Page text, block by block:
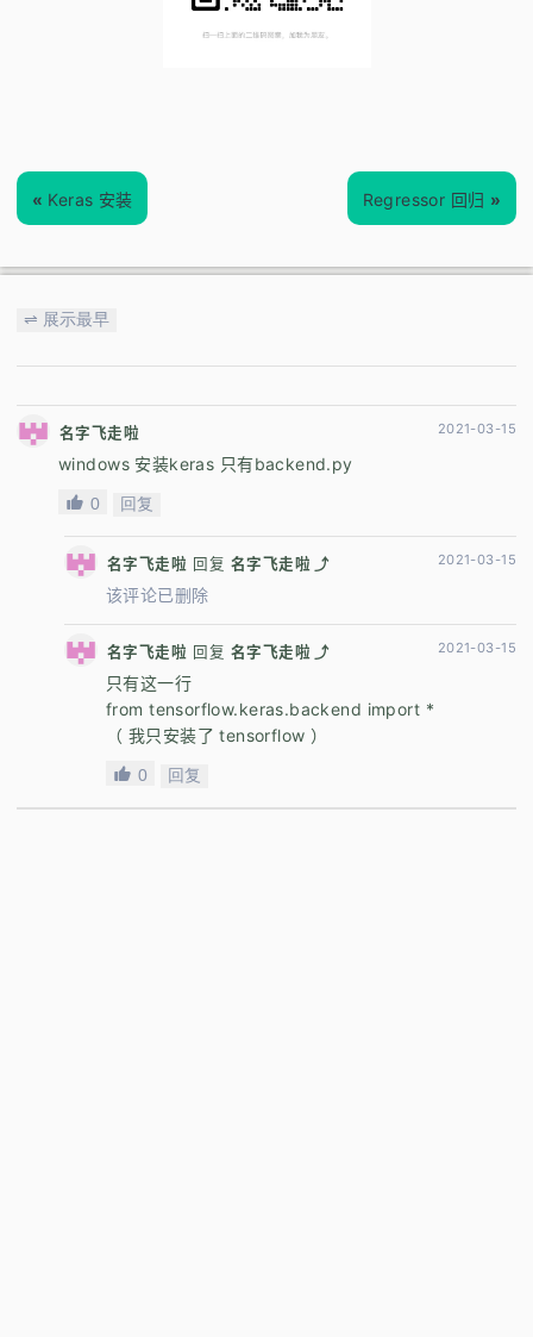
« Keras 安装 Regressor 回归 »
⇌ 展示最早
名字飞走啦 2021-03-15
windows 安装keras 只有backend.py
0 回复
名字飞走啦 回复 名字飞走啦 ⤴ 2021-03-15
该评论已删除
名字飞走啦 回复 名字飞走啦 ⤴ 2021-03-15
只有这一行
from tensorflow.keras.backend import *
（ 我只安装了 tensorflow ）
0 回复